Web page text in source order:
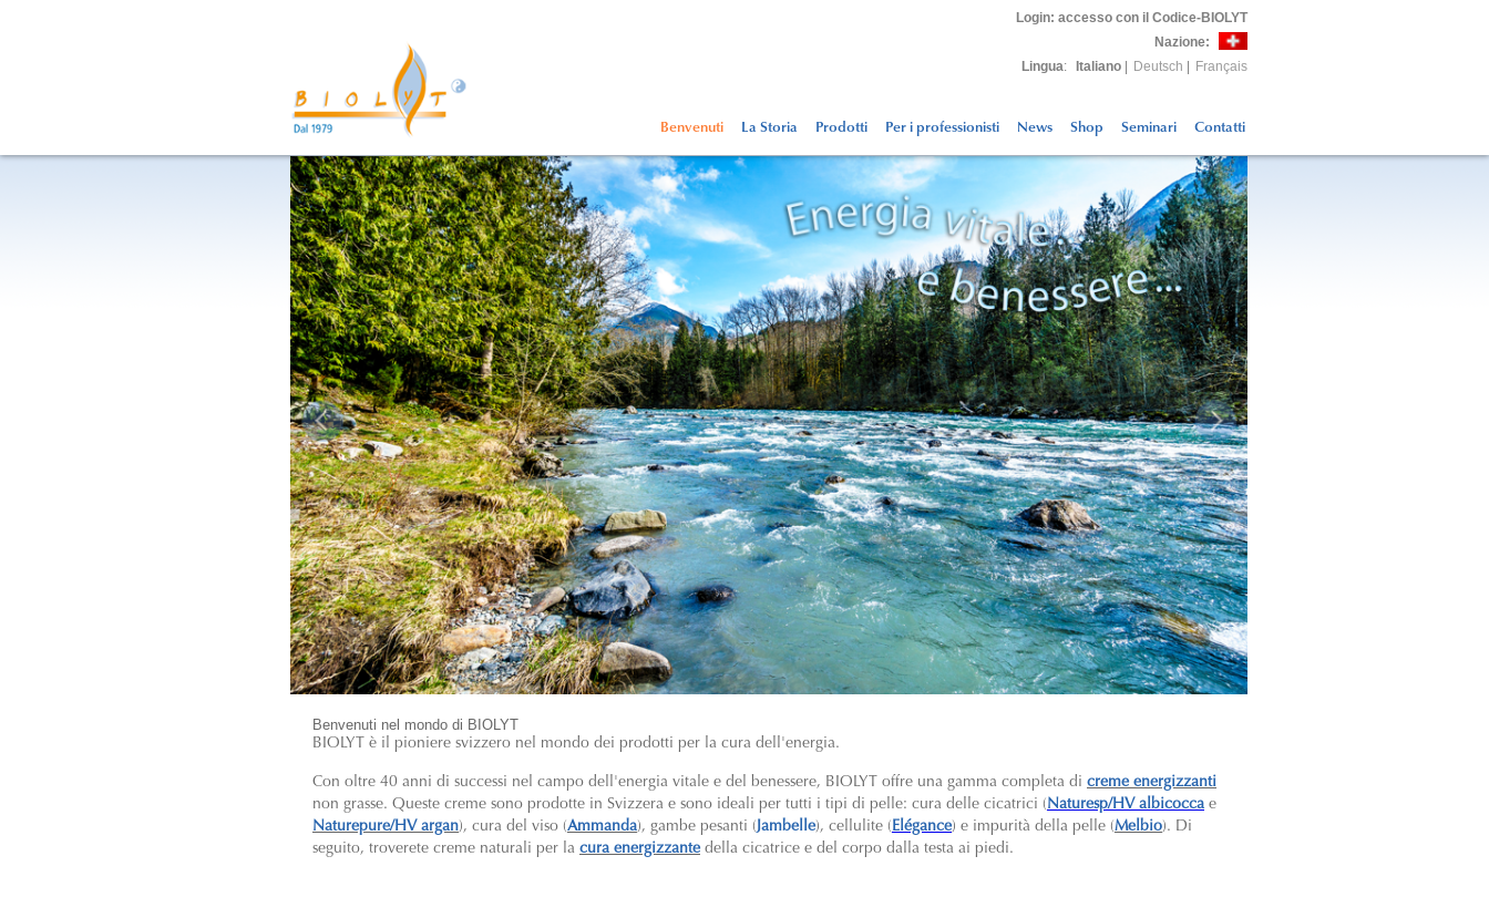
Login: accesso con il Codice-BIOLYT
Nazione:
Lingua: Italiano Deutsch Français
Benvenuti La Storia Prodotti Per i professionisti News Shop Seminari Contatti
Benvenuti nel mondo di BIOLYT
BIOLYT è il pioniere svizzero nel mondo dei prodotti per la cura dell'energia.
Con oltre 40 anni di successi nel campo dell'energia vitale e del benessere, BIOLYT offre una gamma completa di creme energizzanti
non grasse. Queste creme sono prodotte in Svizzera e sono ideali per tutti i tipi di pelle: cura delle cicatrici (Naturesp/HV albicocca e
Naturepure/HV argan), cura del viso (Ammanda), gambe pesanti (Jambelle), cellulite (Elégance) e impurità della pelle (Melbio). Di
seguito, troverete creme naturali per la cura energizzantedella cicatrice e del corpo dalla testa ai piedi.